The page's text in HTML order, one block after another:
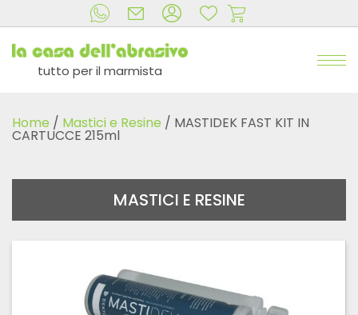
tutto per il marmista
Home / Mastici e Resine / MASTIDEK FAST KIT IN
CARTUCCE 215ml
MASTICI E RESINE